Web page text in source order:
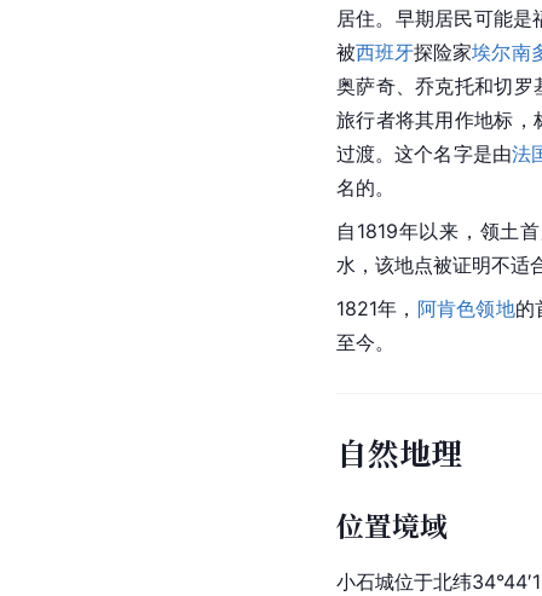
居住。早期居民可能
被西班牙探险家埃尔南
奥萨奇、乔克托和切罗
旅行者将其用作地标
过渡。这个名字是由法
名的。
自1819年以来，领土
水，该地点被证明不适
1821年， 阿肯色领地的
至今。
自然地理
位置境域
小石城位于北纬